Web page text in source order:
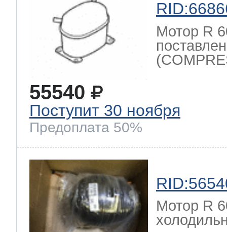
Мотор R
55540
Поступит 30 ноября
Предоплата 50%
Мотор R